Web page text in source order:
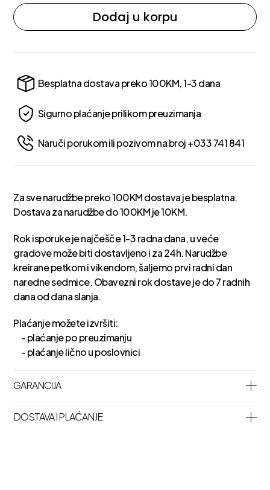
Dodaj u korpu
Besplatna dostava preko 100KM, 1-3 dana
Sigurno plaćanje prilikom preuzimanja
Naruči porukom ili pozivom na broj +033 741 841
Za sve narudžbe preko 100KM dostava je besplatna.
Dostava za narudžbe do 100KM je 10KM.
Rok isporuke je najčešče 1-3 radna dana, u veće
gradove može biti dostavljeno i za 24h. Narudžbe
kreirane petkom i vikendom, šaljemo prvi radni dan
naredne sedmice. Obavezni rok dostave je do 7 radnih
dana od dana slanja.
Plaćanje možete izvršiti:
- plaćanje po preuzimanju
- plaćanje lično u poslovnici
GARANCIJA
DOSTAVA I PLAĆANJE